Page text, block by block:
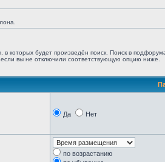
которых будет произведён поиск. Поиск в
если вы не отключили соответствующую опцию ниже.
Да Нет
по возрастанию